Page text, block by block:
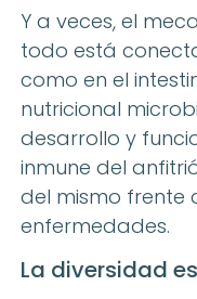
Y a veces, el
todo está
como en el
nutricional
desarrollo y
inmune del
del mismo frente
enfermedades.
La diversidad